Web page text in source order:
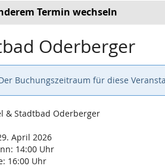
Termin wechseln
Oderberger
Buchungszeitraum für diese
& Stadtbad Oderberger
April 2026
14:00 Uhr
16:00 Uhr